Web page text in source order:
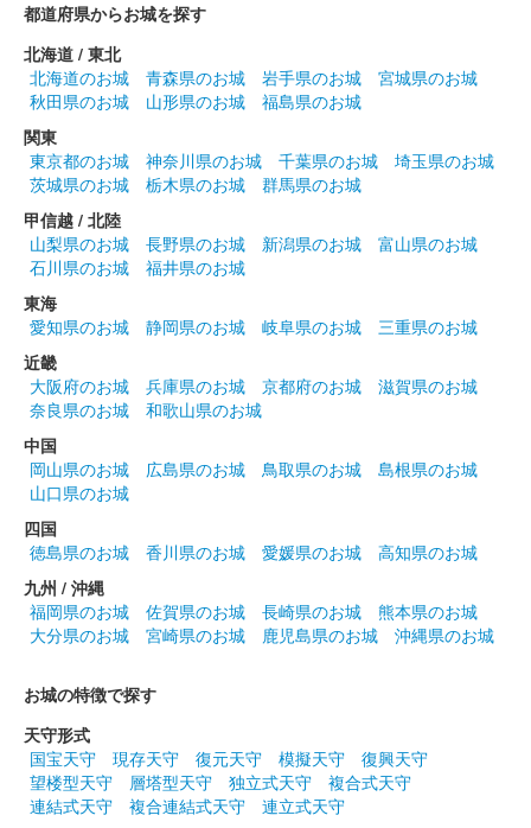
沼田城跡 御城印
販売終了
沼田城跡 御城印 旧暦（皐月） 2025年版
販売終了
沼田城跡 御城印 昭和百年 五月版
沼田城址 御城印
販売終了
沼田城跡 御城印 城の日
販売終了
沼田城跡 御城印 旧暦（卯月） 2025年版
都道府県からお城を探す
北海道 / 東北
北海道のお城
青森県のお城 岩手県のお城
宮城県のお城
秋田県のお城
山形県のお城
福島県のお城
関東
東京都のお城
神奈川県のお城 千葉県のお城
埼玉県のお城
茨城県のお城
栃木県のお城
群馬県のお城
甲信越 / 北陸
山梨県のお城
長野県のお城 新潟県のお城
富山県のお城
石川県のお城
福井県のお城
東海
愛知県のお城
静岡県のお城 岐阜県のお城
三重県のお城
近畿
大阪府のお城
兵庫県のお城 京都府のお城
滋賀県のお城
奈良県のお城
和歌山県のお城
中国
岡山県のお城
広島県のお城 鳥取県のお城
島根県のお城
山口県のお城
四国
徳島県のお城
香川県のお城 愛媛県のお城
高知県のお城
九州 / 沖縄
福岡県のお城
佐賀県のお城 長崎県のお城
熊本県のお城
大分県のお城
宮崎県のお城 鹿児島県のお城 沖縄県のお城
お城の特徴で探す
天守形式
国宝天守
現存天守 復元天守 模擬天守
復興天守
望楼型天守
層塔型天守 独立式天守
複合式天守
連結式天守
複合連結式天守
連立式天守